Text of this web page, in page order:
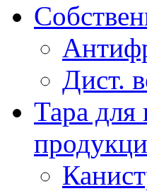
Дист.
Тара для